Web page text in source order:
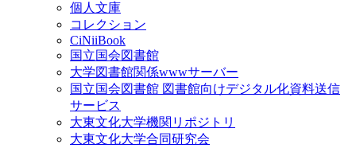
個人文庫
コレクション
CiNiiBook
国立国会図書館
大学図書館関係wwwサーバー
国立国会図書館 図書館向けデジタル化資料送信
サービス
大東文化大学機関リポジトリ
大東文化大学合同研究会